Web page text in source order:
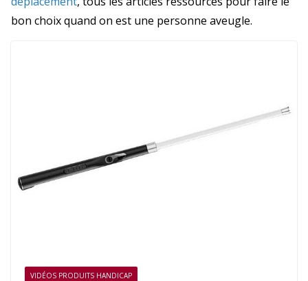
bon choix quand on est une personne aveugle.
VIDÉOS PRODUITS HANDICAP